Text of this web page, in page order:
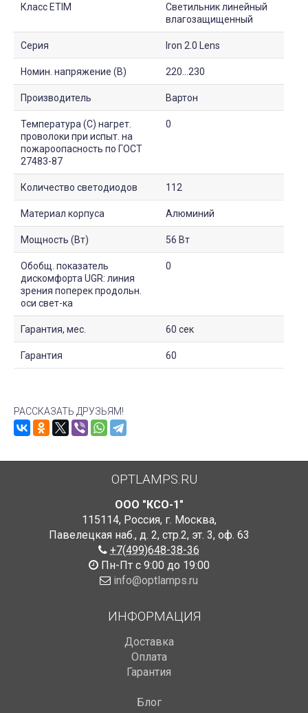
Класс ETIM
Светильник линейный
влагозащищенный
Серия Iron 2.0 Lens
Номин. напряжение (В) 220...230
Производитель Вартон
Температура (С) нагрет.
проволоки при испыт. на
пожароопасность по ГОСТ
27483-87
0
Количество светодиодов 112
Материал корпуса Алюминий
Мощность (Вт) 56 Вт
Обобщ. показатель
дискомфорта UGR: линия
зрения поперек продольн.
оси свет-ка
0
Гарантия, мес. 60 сек
Гарантия 60
РАССКАЗАТЬ ДРУЗЬЯМ!
OPTLAMPS.RU
ООО "КСО-1"
115114, Россия, г. Москва,
Павелецкая наб., д. 2, стр.2, эт. 3, оф. 63
+7(499)648-38-36
Пн-Пт с 9:00 до 19:00
info@optlamps.ru
ИНФОРМАЦИЯ
Доставка
Оплата
Гарантия
Блог